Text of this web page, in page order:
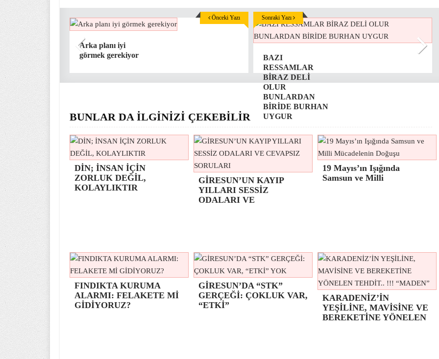
Arka planı iyi
görmek gerekiyor
Önceki Yazı
BAZI
RESSAMLAR
BİRAZ DELİ
OLUR
BUNLARDAN
BİRİDE BURHAN
UYGUR
Sonraki Yazı
BUNLAR DA İLGİNİZİ ÇEKEBİLİR
DİN; İNSAN İÇİN
ZORLUK DEĞİL,
KOLAYLIKTIR
GİRESUN’UN KAYIP
YILLARI SESSİZ
ODALARI VE
19 Mayıs’ın Işığında
Samsun ve Milli
FINDIKTA KURUMA
ALARMI: FELAKETE Mİ
GİDİYORUZ?
GİRESUN’DA “STK”
GERÇEĞİ: ÇOKLUK VAR,
“ETKİ”
KARADENİZ’İN
YEŞİLİNE, MAVİSİNE VE
BEREKETİNE YÖNELEN